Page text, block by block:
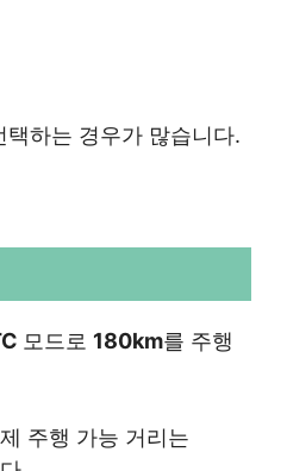
택하는 경우가 많습니다.
모드로 180km를 주행
주행 가능 거리는